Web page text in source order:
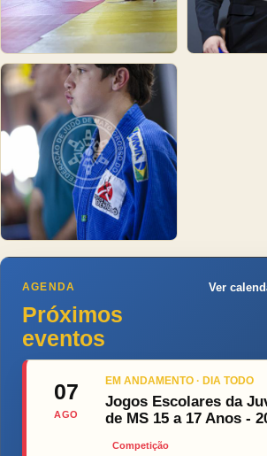
AGENDA
Próximos
eventos
Ver
07
AGO
EM ANDAMENTO · DIA TODO
Jogos Escolares da
de MS 15 a 17 Anos -
Competição